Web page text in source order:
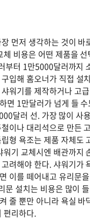
먼저 생각하는 것이 바
체 비용은 어떤 제품을
부터 1만5000달러까지
입해 홈오너가 직접 설
워기를 제작하거나 고
면 1만달러가 넘게 들
달러 선. 가장 많이 사
이나 대리석으로 만든
형 욕조는 제품 자체도
워기 교체시엔 배관까지
려해야 한다. 샤워기가
이를 떼어내고 유리문
문 설치는 비용은 많이
줄 뿐만 아니라 욕실 바
편리하다.